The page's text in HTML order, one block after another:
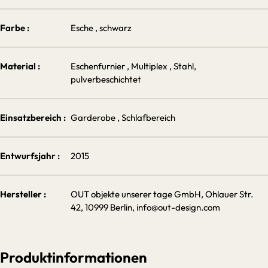
Farbe : Esche , schwarz
Material : Eschenfurnier , Multiplex , Stahl,
pulverbeschichtet
Einsatzbereich : Garderobe , Schlafbereich
Entwurfsjahr : 2015
Hersteller :
OUT objekte unserer tage GmbH, Ohlauer Str.
42, 10999 Berlin, info@out-design.com
Produktinformationen